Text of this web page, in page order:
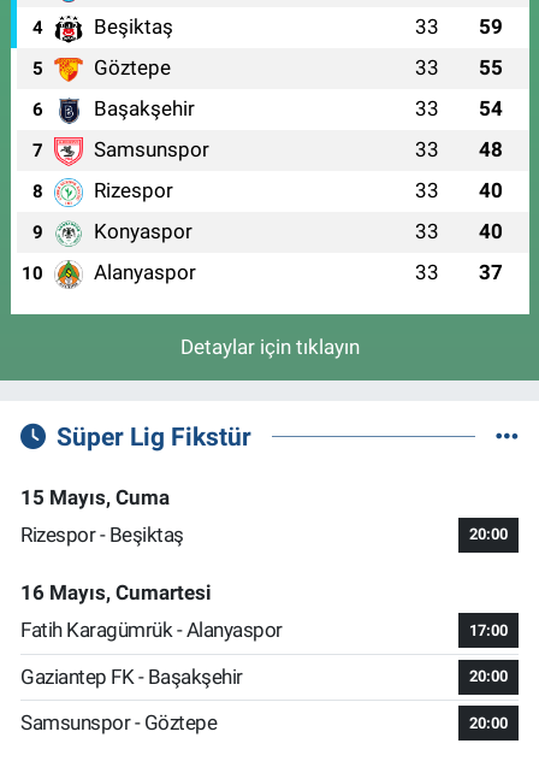
4 Beşiktaş 33 59
5 Göztepe 33 55
6 Başakşehir 33 54
7 Samsunspor 33 48
8 Rizespor 33 40
9 Konyaspor 33 40
10 Alanyaspor 33 37
Detaylar için tıklayın
Süper Lig Fikstür
15 Mayıs, Cuma
Rizespor - Beşiktaş
20:00
16 Mayıs, Cumartesi
Fatih Karagümrük - Alanyaspor
17:00
Gaziantep FK - Başakşehir 20:00
Samsunspor - Göztepe 20:00